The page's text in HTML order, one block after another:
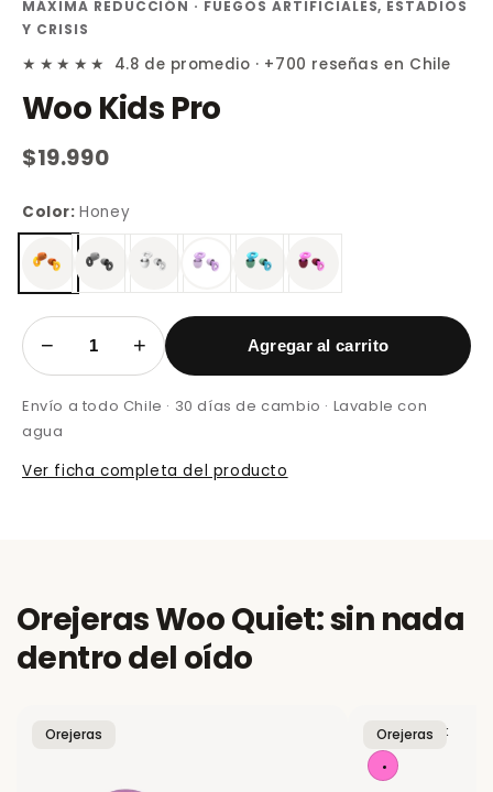
MÁXIMA REDUCCIÓN · FUEGOS ARTIFICIALES, ESTADIOS
Y CRISIS
★★★★★ 4.8 de promedio · +700 reseñas en Chile
Woo Kids Pro
$19.990
Color:Honey
− + Agregar al carrito
Envío a todo Chile · 30 días de cambio · Lavable con
agua
Ver ficha completa del producto
Orejeras Woo Quiet: sin nada
dentro del oído
Orejeras Orejeras
Color:Pink